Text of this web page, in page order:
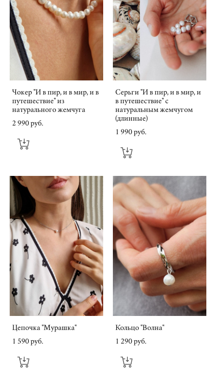
Чокер "И в пир, и в мир, и в
путешествие" из
натурального жемчуга
2 990 pуб.
Серьги "И в пир, и в мир, и
в путешествие" с
натуральным жемчугом
(длинные)
1 990 pуб.
Цепочка "Мурашка"
1 590 pуб.
Кольцо "Волна"
1 290 pуб.